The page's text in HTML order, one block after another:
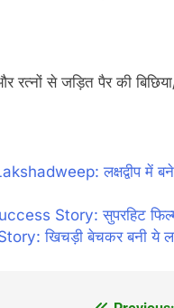
से जड़ित पैर की
लक्षद्वीप में
Story: सुपरहिट
खिचड़ी बेचकर बनी ये